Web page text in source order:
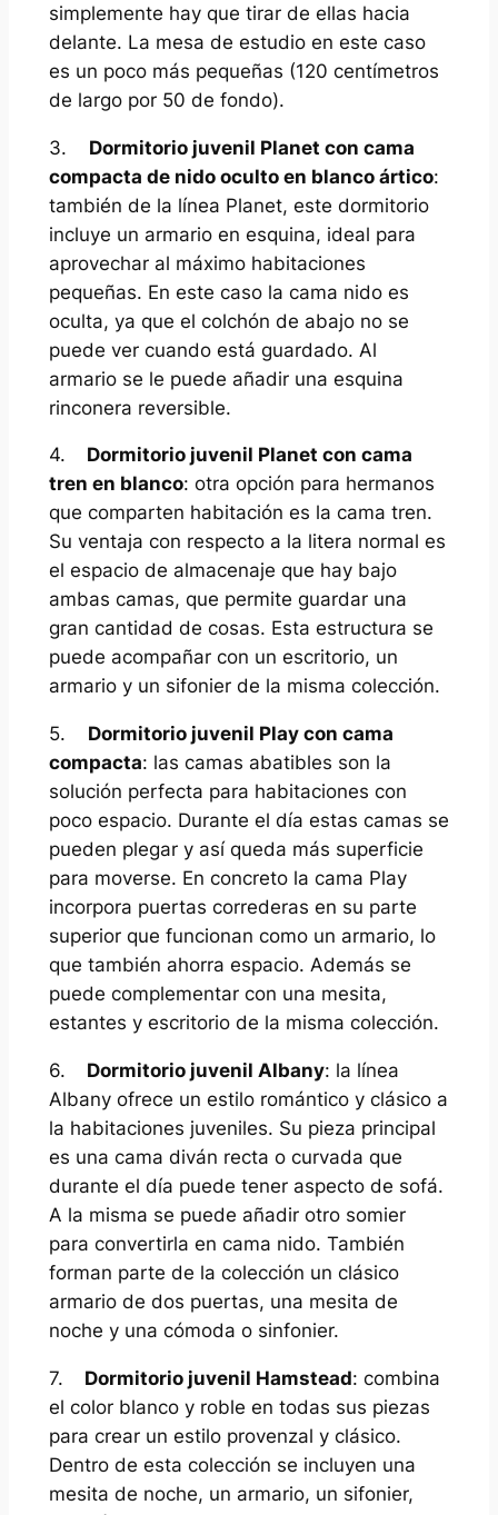
simplemente hay que tirar de ellas hacia
delante. La mesa de estudio en este caso
es un poco más pequeñas (120 centímetros
de largo por 50 de fondo).
3. Dormitorio juvenil Planet con cama
compacta de nido oculto en blanco ártico:
también de la línea Planet, este dormitorio
incluye un armario en esquina, ideal para
aprovechar al máximo habitaciones
pequeñas. En este caso la cama nido es
oculta, ya que el colchón de abajo no se
puede ver cuando está guardado. Al
armario se le puede añadir una esquina
rinconera reversible.
4.
Dormitorio juvenil Planet con cama
tren en blanco: otra opción para hermanos
que comparten habitación es la cama tren.
Su ventaja con respecto a la litera normal es
el espacio de almacenaje que hay bajo
ambas camas, que permite guardar una
gran cantidad de cosas. Esta estructura se
puede acompañar con un escritorio, un
armario y un sifonier de la misma colección.
5. Dormitorio juvenil Play con cama
compacta: las camas abatibles son la
solución perfecta para habitaciones con
poco espacio. Durante el día estas camas se
pueden plegar y así queda más superficie
para moverse. En concreto la cama Play
incorpora puertas correderas en su parte
superior que funcionan como un armario, lo
que también ahorra espacio. Además se
puede complementar con una mesita,
estantes y escritorio de la misma colección.
6. Dormitorio juvenil Albany: la línea
Albany ofrece un estilo romántico y clásico a
la habitaciones juveniles. Su pieza principal
es una cama diván recta o curvada que
durante el día puede tener aspecto de sofá.
A la misma se puede añadir otro somier
para convertirla en cama nido. También
forman parte de la colección un clásico
armario de dos puertas, una mesita de
noche y una cómoda o sinfonier.
7. Dormitorio juvenil Hamstead: combina
el color blanco y roble en todas sus piezas
para crear un estilo provenzal y clásico.
Dentro de esta colección se incluyen una
mesita de noche, un armario, un sifonier,